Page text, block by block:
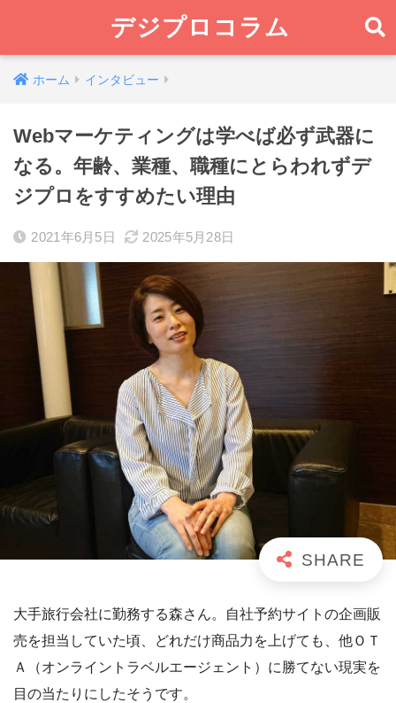
デジプロコラム
ホーム インタビュー
Webマーケティングは学べば必ず武器に
なる。年齢、業種、職種にとらわれずデ
ジプロをすすめたい理由
2021年6月5日 2025年5月28日
大手旅行会社に勤務する森さん。自社予約サイトの企画販
売を担当していた頃、どれだけ商品力を上げても、他ＯＴ
Ａ（オンライントラベルエージェント）に勝てない現実を
目の当たりにしたそうです。